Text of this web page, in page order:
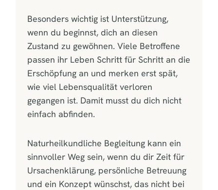
Besonders wichtig ist Unterstützung,
wenn du beginnst, dich an diesen
Zustand zu gewöhnen. Viele Betroffene
passen ihr Leben Schritt für Schritt an die
Erschöpfung an und merken erst spät,
wie viel Lebensqualität verloren
gegangen ist. Damit musst du dich nicht
einfach abfinden.
Naturheilkundliche Begleitung kann ein
sinnvoller Weg sein, wenn du dir Zeit für
Ursachenklärung, persönliche Betreuung
und ein Konzept wünschst, das nicht bei